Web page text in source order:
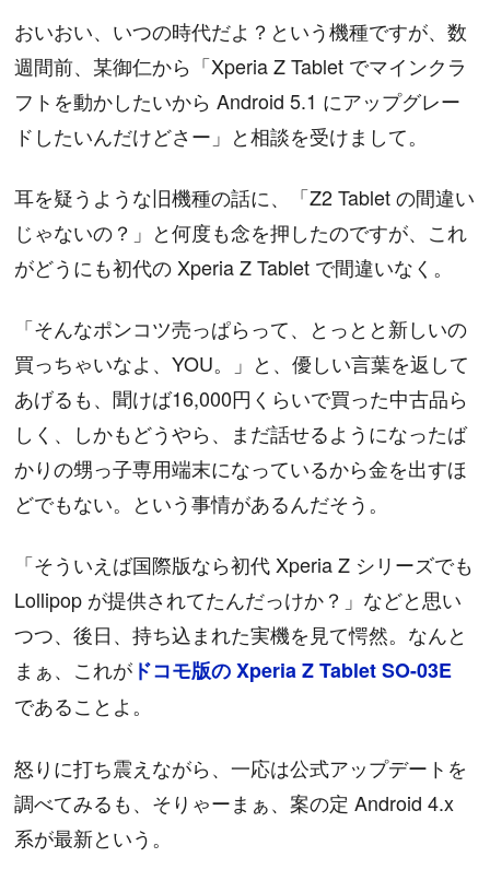
おいおい、いつの時代だよ？という機種ですが、数
週間前、某御仁から「Xperia Z Tablet でマインクラ
フトを動かしたいから Android 5.1 にアップグレー
ドしたいんだけどさー」と相談を受けまして。
耳を疑うような旧機種の話に、「Z2 Tablet の間違い
じゃないの？」と何度も念を押したのですが、これ
がどうにも初代の Xperia Z Tablet で間違いなく。
「そんなポンコツ売っぱらって、とっとと新しいの
買っちゃいなよ、YOU。」と、優しい言葉を返して
あげるも、聞けば16,000円くらいで買った中古品ら
しく、しかもどうやら、まだ話せるようになったば
かりの甥っ子専用端末になっているから金を出すほ
どでもない。という事情があるんだそう。
「そういえば国際版なら初代 Xperia Z シリーズでも
Lollipop が提供されてたんだっけか？」などと思い
つつ、後日、持ち込まれた実機を見て愕然。なんと
まぁ、これが ドコモ版の Xperia Z Tablet SO-03E
であることよ。
怒りに打ち震えながら、一応は公式アップデートを
調べてみるも、そりゃーまぁ、案の定 Android 4.x
系が最新という。